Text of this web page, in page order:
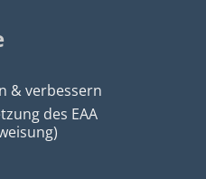
& verbessern
des EAA